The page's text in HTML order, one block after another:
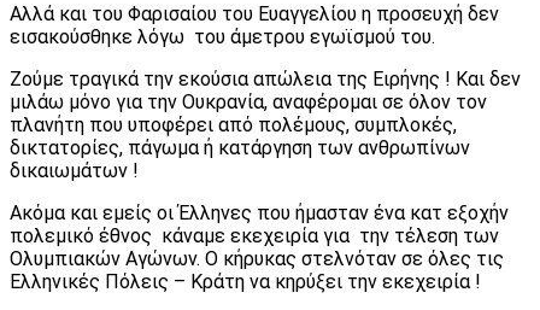
Αλλά και του Φαρισαίου του Ευαγγελίου η προσευχή δεν
εισακούσθηκε λόγω του άμετρου εγωϊσμού του.
Ζούμε τραγικά την εκούσια απώλεια της Ειρήνης ! Και δεν
μιλάω μόνο για την Ουκρανία, αναφέρομαι σε όλον τον
πλανήτη που υποφέρει από πολέμους, συμπλοκές,
δικτατορίες, πάγωμα ή κατάργηση των ανθρωπίνων
δικαιωμάτων !
Ακόμα και εμείς οι Έλληνες που ήμασταν ένα κατ εξοχήν
πολεμικό έθνος κάναμε εκεχειρία για την τέλεση των
Ολυμπιακών Αγώνων. Ο κήρυκας στελνόταν σε όλες τις
Ελληνικές Πόλεις – Κράτη να κηρύξει την εκεχειρία !